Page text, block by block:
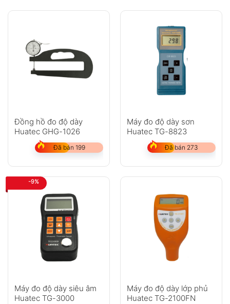
Đồng hồ đo độ dày
Huatec GHG-1026
Đã bán 199
Máy đo độ dày sơn
Huatec TG-8823
Đã bán 273
-9%
Máy đo độ dày siêu âm
Huatec TG-3000
Máy đo độ dày lớp phủ
Huatec TG-2100FN